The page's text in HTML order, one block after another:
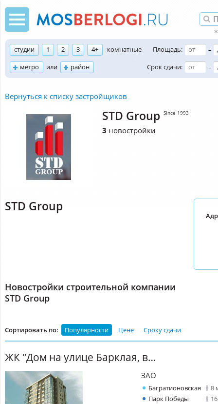
студии 1 2 3 4+
комнатные
метро
или район
Площадь:
–
Срок сдачи:
–
Вернуться к списку застройщиков
STD Group Since 1993
3 новостройки
STD Group
Новостройки строительной компании
STD Group
Сортировать по: Популярности Цене Сроку сдачи
ЖК "Дом на улице Барклая, вл. 7"
ЗАО
Багратионовская
8
Парк Победы